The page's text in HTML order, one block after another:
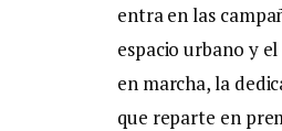
entra en las
espacio urbano y
en marcha, la
que reparte en